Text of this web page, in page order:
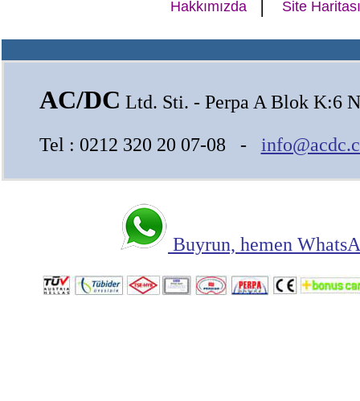
Hakkımızda Site Haritası
AC/DC Ltd. Sti. - Perpa A Blok K:6
Tel : 0212 320 20 07-08 -
Buyrun, hemen